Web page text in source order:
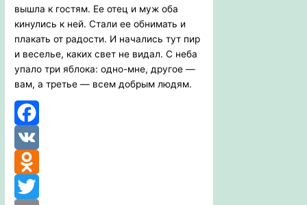
вышла к гостям. Ее отец и муж оба
кинулись к ней. Стали ее обнимать и
плакать от радости. И начались тут пир
и веселье, каких свет не видал. С неба
упало три яблока: одно-мне, другое —
вам, а третье — всем добрым людям.
Facebook
VK
Odnoklassniki